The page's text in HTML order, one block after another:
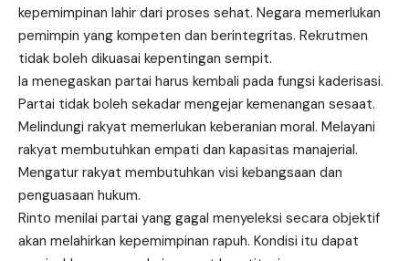
kepemimpinan lahir dari proses sehat. Negara memerlukan
pemimpin yang kompeten dan berintegritas. Rekrutmen
tidak boleh dikuasai kepentingan sempit.
Ia menegaskan partai harus kembali pada fungsi kaderisasi.
Partai tidak boleh sekadar mengejar kemenangan sesaat.
Melindungi rakyat memerlukan keberanian moral. Melayani
rakyat membutuhkan empati dan kapasitas manajerial.
Mengatur rakyat membutuhkan visi kebangsaan dan
penguasaan hukum.
Rinto menilai partai yang gagal menyeleksi secara objektif
akan melahirkan kepemimpinan rapuh. Kondisi itu dapat